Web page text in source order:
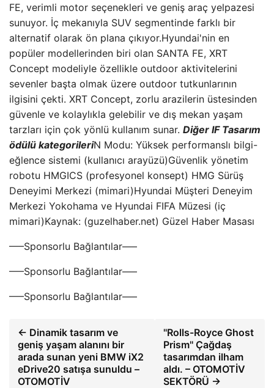
FE, verimli motor seçenekleri ve geniş araç yelpazesi
sunuyor. İç mekanıyla SUV segmentinde farklı bir
alternatif olarak ön plana çıkıyor.Hyundai'nin en
popüler modellerinden biri olan SANTA FE, XRT
Concept modeliyle özellikle outdoor aktivitelerini
sevenler başta olmak üzere outdoor tutkunlarının
ilgisini çekti. XRT Concept, zorlu arazilerin üstesinden
güvenle ve kolaylıkla gelebilir ve dış mekan yaşam
tarzları için çok yönlü kullanım sunar. Diğer IF Tasarım
ödülü kategorileriN Modu: Yüksek performanslı bilgi-
eğlence sistemi (kullanıcı arayüzü)Güvenlik yönetim
robotu HMGICS (profesyonel konsept) HMG Sürüş
Deneyimi Merkezi (mimari)Hyundai Müşteri Deneyim
Merkezi Yokohama ve Hyundai FIFA Müzesi (iç
mimari)Kaynak: (guzelhaber.net) Güzel Haber Masası
—–Sponsorlu Bağlantılar—–
—–Sponsorlu Bağlantılar—–
—–Sponsorlu Bağlantılar—–
← Dinamik tasarım ve
geniş yaşam alanını bir
arada sunan yeni BMW iX2
eDrive20 satışa sunuldu –
OTOMOTİV
''Rolls-Royce Ghost
Prism'' Çağdaş
tasarımdan ilham
aldı. – OTOMOTİV
SEKTÖRÜ →